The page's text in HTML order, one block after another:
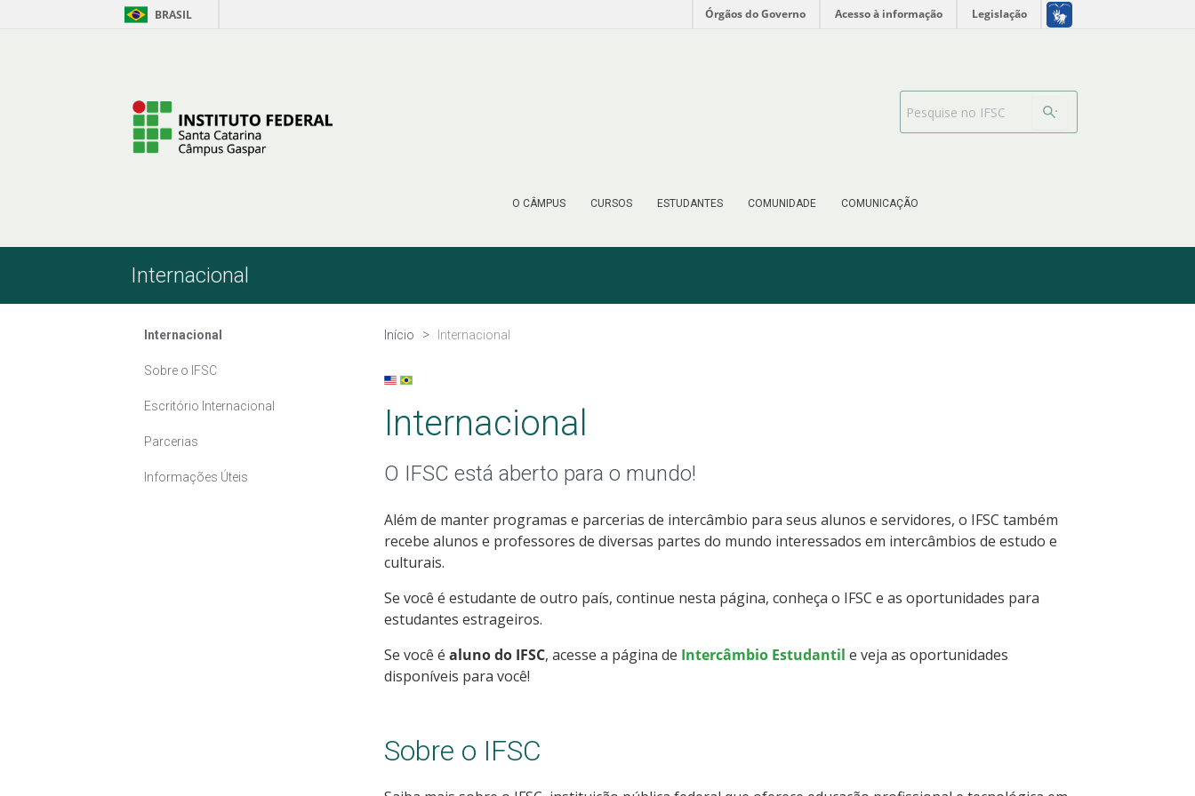
Pular para o Conteúdo BRASIL Órgãos do Governo Acesso à informação Legislação
O CÂMPUS CURSOS ESTUDANTES COMUNIDADE COMUNICAÇÃO
Barra de busca
Internacional
Internacional
Sobre o IFSC
Escritório Internacional
Parcerias
Informações Úteis
Início Internacional
Internacional
O IFSC está aberto para o mundo!
Além de manter programas e parcerias de intercâmbio para seus alunos e servidores, o IFSC também
recebe alunos e professores de diversas partes do mundo interessados em intercâmbios de estudo e
culturais.
Se você é estudante de outro país, continue nesta página, conheça o IFSC e as oportunidades para
estudantes estrageiros.
Se você é aluno do IFSC, acesse a página de Intercâmbio Estudantil e veja as oportunidades
disponíveis para você!
Sobre o IFSC